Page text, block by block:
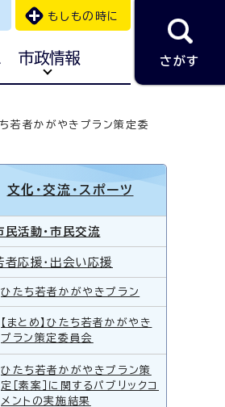
もしもの時に
市政情報 さがす
若者かがやきプラン策定委
文化・交流・スポーツ
民活動・市民交流
者応援・出会い応援
ひたち若者かがやきプラン
【まとめ】ひたち若者かがやき
プラン策定委員会
ひたち若者かがやきプラン策
定［素案］に関するパブリックコ
メントの実施結果